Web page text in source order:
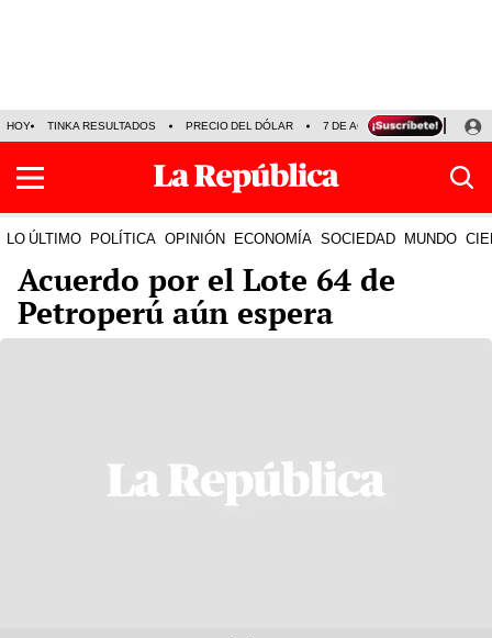
HOY TINKA RESULTADOS PRECIO DEL DÓLAR 7 DE AGOSTO OLLANTA
LO ÚLTIMO POLÍTICA OPINIÓN ECONOMÍA SOCIEDAD MUNDO
Acuerdo por el Lote 64 de
Petroperú aún espera